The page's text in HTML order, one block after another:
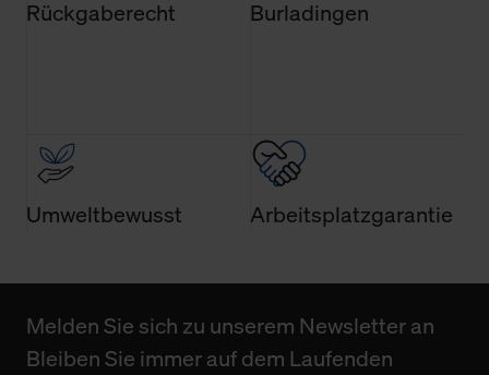
finden Sie in unserer Datenschutzerklärung.
Rückgaberecht Burladingen
Umweltbewusst Arbeitsplatzgarantie
Melden Sie sich zu unserem Newsletter an
Bleiben Sie immer auf dem Laufenden